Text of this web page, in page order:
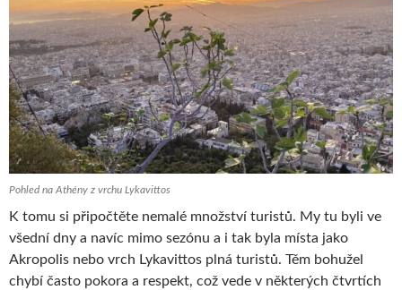
Pohled na Athény z vrchu Lykavittos
K tomu si připočtěte nemalé množství turistů. My tu byli ve
všední dny a navíc mimo sezónu a i tak byla místa jako
Akropolis nebo vrch Lykavittos plná turistů. Těm bohužel
chybí často pokora a respekt, což vede v některých čtvrtích